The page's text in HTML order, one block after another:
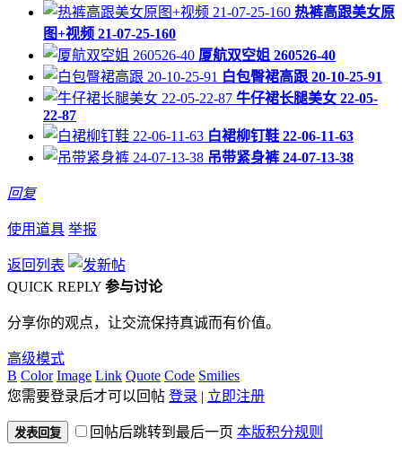
热裤高跟美女原
图+视频 21-07-25-160
厦航双空姐 260526-40
白包臀裙高跟 20-10-25-91
牛仔裙长腿美女 22-05-
22-87
白裙柳钉鞋 22-06-11-63
吊带紧身裤 24-07-13-38
回复
使用道具 举报
返回列表
QUICK REPLY 参与讨论
分享你的观点，让交流保持真诚而有价值。
高级模式
B Color Image Link Quote Code Smilies
您需要登录后才可以回帖 登录 | 立即注册
发表回复 回帖后跳转到最后一页 本版积分规则